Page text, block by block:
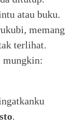
atau buku.
memang
terlihat.
mungkin:
.